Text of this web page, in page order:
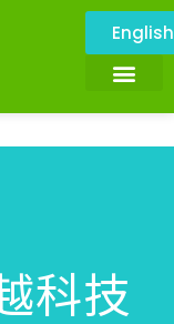
English
科技